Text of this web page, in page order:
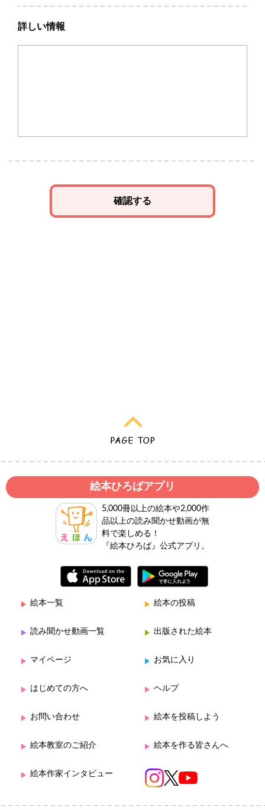
詳しい情報
確認する
絵本ひろばアプリ
5,000冊以上の絵本や2,000作
品以上の読み聞かせ動画が無
料で楽しめる！
『絵本ひろば』公式アプリ。
絵本一覧 絵本の投稿
読み聞かせ動画一覧 出版された絵本
マイページ お気に入り
はじめての方へ ヘルプ
お問い合わせ 絵本を投稿しよう
絵本教室のご紹介 絵本を作る皆さんへ
絵本作家インタビュー